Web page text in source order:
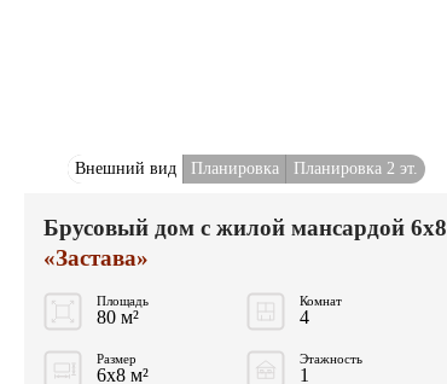
Внешний вид Планировка Планировка 2 эт.
Брусовый дом с жилой мансардой 6x8
«Застава»
Площадь
80 м²
Комнат
4
Размер
6x8 м²
Этажность
1